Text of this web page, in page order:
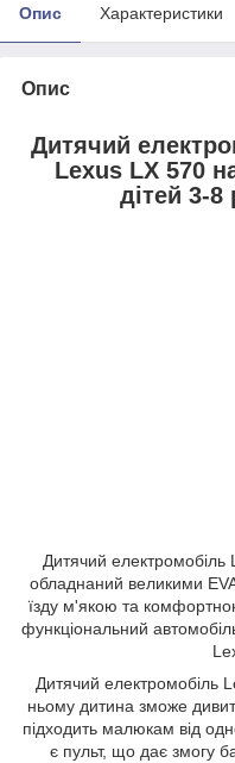
Опис Характеристики
Опис
Дитячий
Lexus LX 570
дітей 3-8
Дитячий
обладнаний великими
їзду м'якою та
функціональний
Дитячий електромобіль
ньому дитина зможе
підходить малюкам від
є пульт, що дає змогу